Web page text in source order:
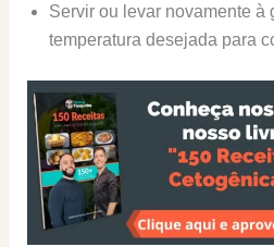
Servir ou levar novamente à
temperatura desejada para